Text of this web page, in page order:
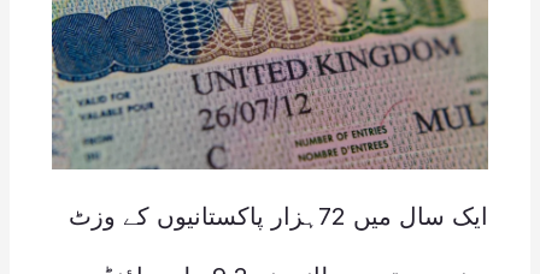
ایک سال میں 72ہزار پاکستانیوں کے وزٹ